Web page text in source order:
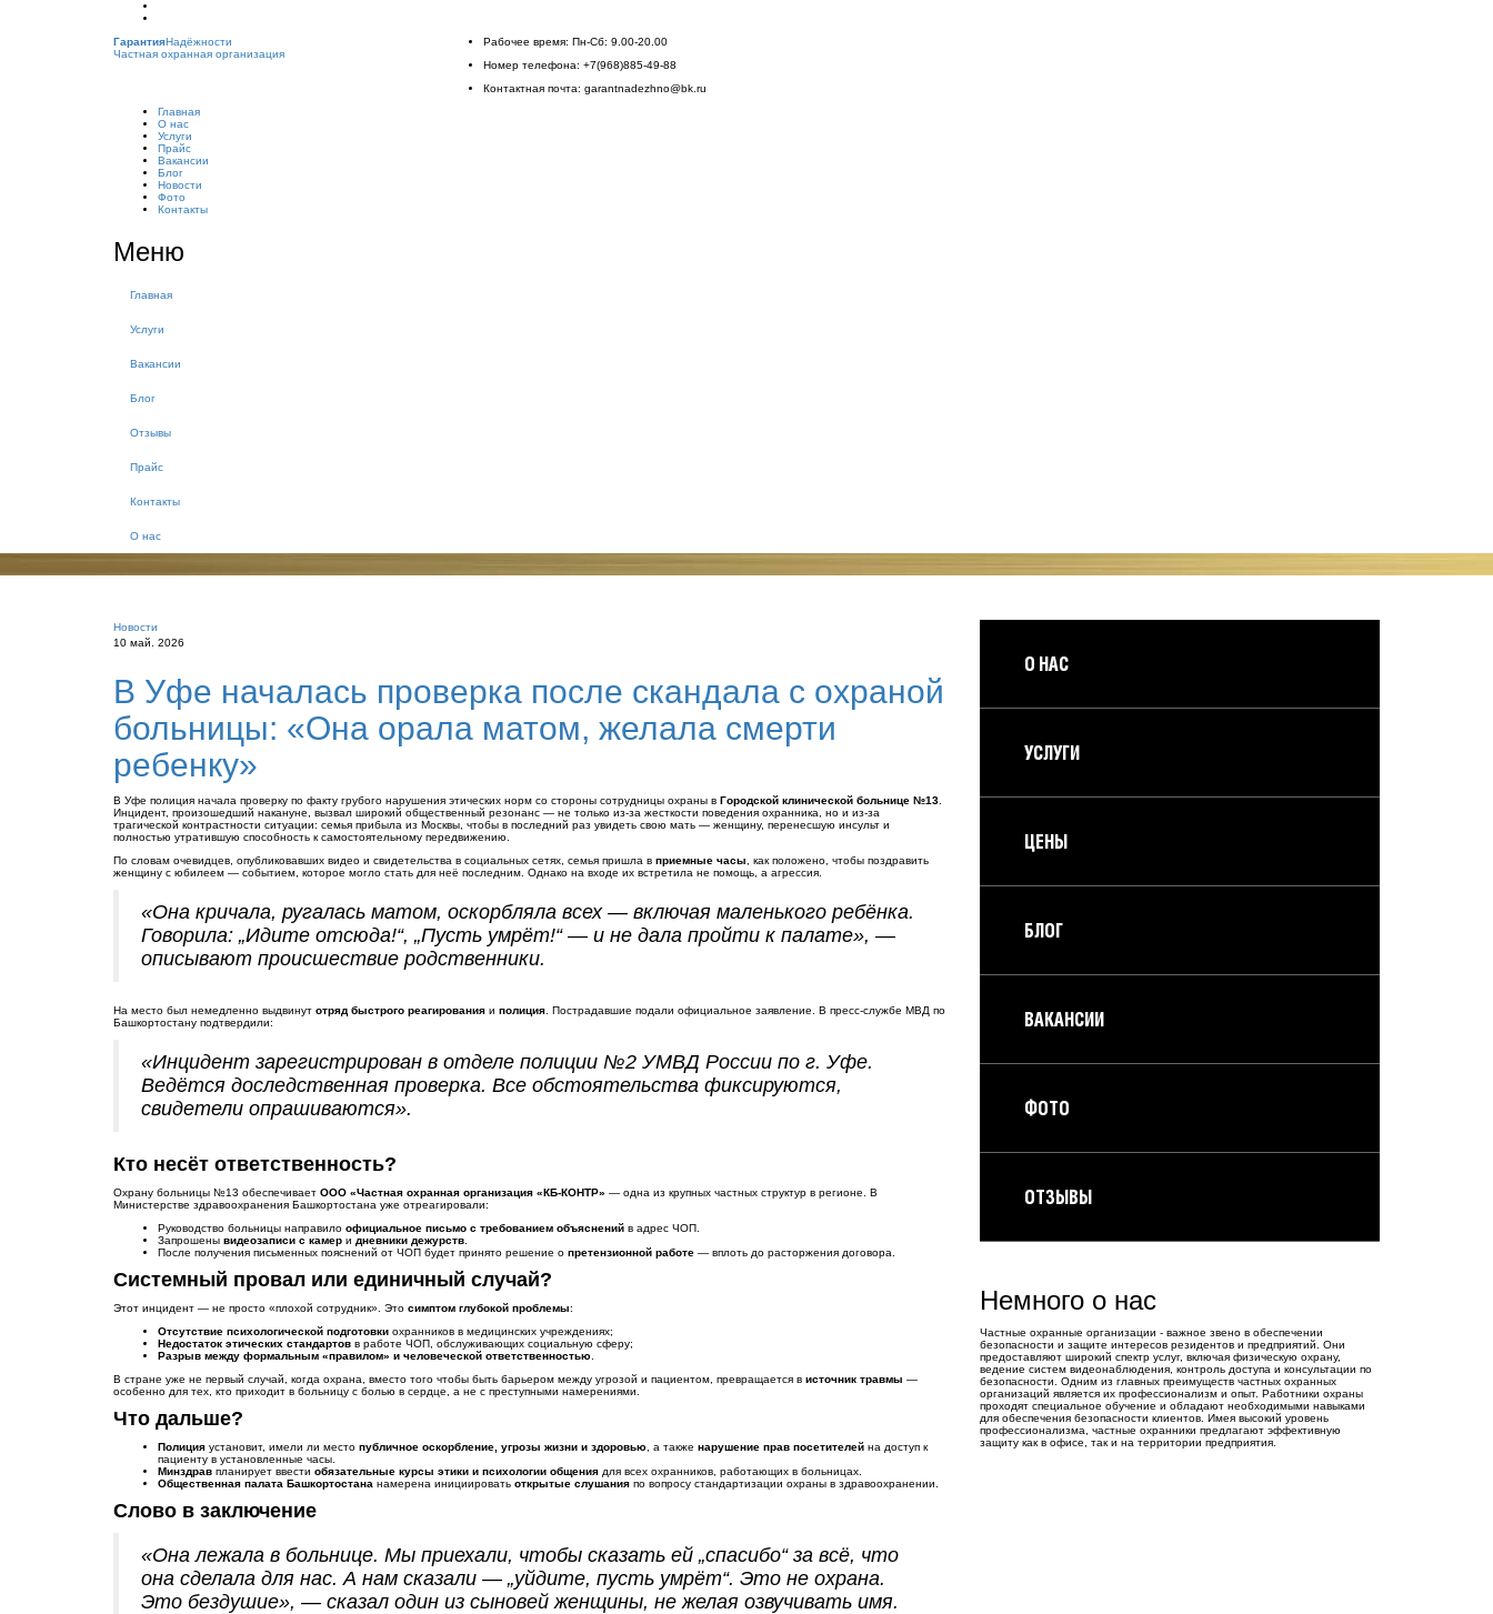
ГарантияНадёжности
Частная охранная организация
Рабочее время: Пн-Сб: 9.00-20.00
Номер телефона: +7(968)885-49-88
Контактная почта: garantnadezhno@bk.ru
Главная
О нас
Услуги
Прайс
Вакансии
Блог
Новости
Фото
Контакты
Меню
Главная
Услуги
Вакансии
Блог
Отзывы
Прайс
Контакты
О нас
Новости
10 май. 2026
В Уфе началась проверка после скандала с охраной
больницы: «Она орала матом, желала смерти
ребенку»
В Уфе полиция начала проверку по факту грубого нарушения этических норм со стороны сотрудницы охраны в Городской клинической больнице №13
Инцидент, произошедший накануне, вызвал широкий общественный резонанс — не только из-за жесткости поведения охранника, но и из-за
трагической контрастности ситуации: семья прибыла из Москвы, чтобы в последний раз увидеть свою мать — женщину, перенесшую инсульт и
полностью утратившую способность к самостоятельному передвижению.
По словам очевидцев, опубликовавших видео и свидетельства в социальных сетях, семья пришла в приемные часы , как положено, чтобы поздравить
женщину с юбилеем — событием, которое могло стать для неё последним. Однако на входе их встретила не помощь, а агрессия.
«Она кричала, ругалась матом, оскорбляла всех — включая маленького ребёнка.
Говорила: „Идите отсюда!“, „Пусть умрёт!“ — и не дала пройти к палате», —
описывают происшествие родственники.
На место был немедленно выдвинут отряд быстрого реагирования и полиция . Пострадавшие подали официальное заявление. В пресс-службе МВД по
Башкортостану подтвердили:
«Инцидент зарегистрирован в отделе полиции №2 УМВД России по г. Уфе.
Ведётся доследственная проверка. Все обстоятельства фиксируются,
свидетели опрашиваются».
Кто несёт ответственность?
Охрану больницы №13 обеспечивает ООО «Частная охранная организация «КБ-КОНТР» — одна из крупных частных структур в регионе. В
Министерстве здравоохранения Башкортостана уже отреагировали:
Руководство больницы направило официальное письмо с требованием объяснений в адрес ЧОП.
Запрошены видеозаписи с камер и дневники дежурств
После получения письменных пояснений от ЧОП будет принято решение о претензионной работе — вплоть до расторжения договора.
Системный провал или единичный случай?
Этот инцидент — не просто «плохой сотрудник». Это симптом глубокой проблемы:
Отсутствие психологической подготовки охранников в медицинских учреждениях;
Недостаток этических стандартов в работе ЧОП, обслуживающих социальную сферу;
Разрыв между формальным «правилом» и человеческой ответственностью
В стране уже не первый случай, когда охрана, вместо того чтобы быть барьером между угрозой и пациентом, превращается в источник травмы —
особенно для тех, кто приходит в больницу с болью в сердце, а не с преступными намерениями.
Что дальше?
Полиция установит, имели ли место публичное оскорбление, угрозы жизни и здоровью , а также нарушение прав посетителей на доступ к
пациенту в установленные часы.
Минздрав планирует ввести обязательные курсы этики и психологии общения для всех охранников, работающих в больницах.
Общественная палата Башкортостана намерена инициировать открытые слушания по вопросу стандартизации охраны в здравоохранении.
Слово в заключение
«Она лежала в больнице. Мы приехали, чтобы сказать ей „спасибо“ за всё, что
она сделала для нас. А нам сказали — „уйдите, пусть умрёт“. Это не охрана.
Это бездушие», — сказал один из сыновей женщины, не желая озвучивать имя.
О НАС
УСЛУГИ
ЦЕНЫ
БЛОГ
ВАКАНСИИ
ФОТО
ОТЗЫВЫ
Немного о нас
Частные охранные организации - важное звено в обеспечении
безопасности и защите интересов резидентов и предприятий. Они
предоставляют широкий спектр услуг, включая физическую охрану,
ведение систем видеонаблюдения, контроль доступа и консультации по
безопасности. Одним из главных преимуществ частных охранных
организаций является их профессионализм и опыт. Работники охраны
проходят специальное обучение и обладают необходимыми навыками
для обеспечения безопасности клиентов. Имея высокий уровень
профессионализма, частные охранники предлагают эффективную
защиту как в офисе, так и на территории предприятия.